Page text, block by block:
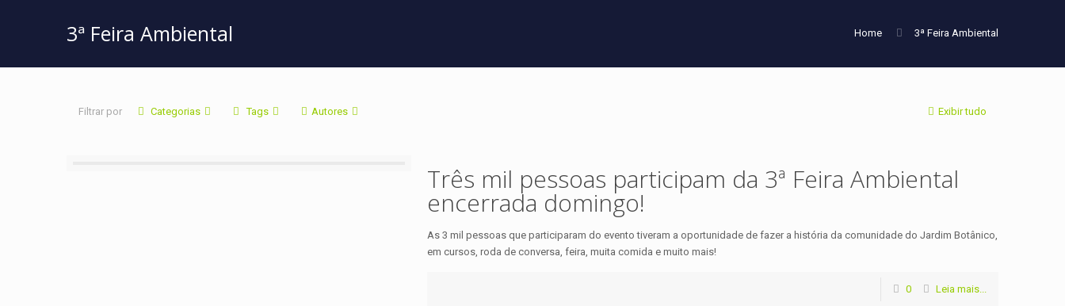
3ª Feira Ambiental Home 3ª Feira Ambiental
Filtrar por Categorias Tags Autores Exibir tudo
Três mil pessoas participam da 3ª Feira Ambiental
encerrada domingo!
As 3 mil pessoas que participaram do evento tiveram a oportunidade de fazer a história da comunidade do Jardim Botânico,
em cursos, roda de conversa, feira, muita comida e muito mais!
0 Leia mais...